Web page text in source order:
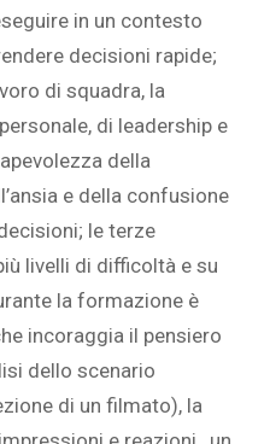
in un contesto
decisioni rapide;
di squadra, la
di leadership e
della
e della confusione
le terze
livelli di difficoltà e su
la formazione è
incoraggia il pensiero
dello scenario
di un filmato), la